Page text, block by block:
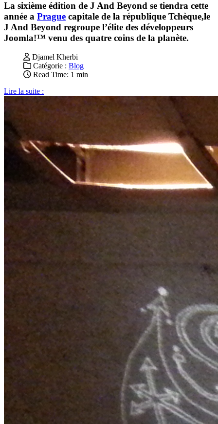
La sixième édition de J And Beyond se tiendra cette
année a Prague capitale de la république Tchèque,le
J And Beyond regroupe l’élite des développeurs
Joomla!™ venu des quatre coins de la planète.
Djamel Kherbi
Catégorie : Blog
Read Time: 1 min
Lire la suite :